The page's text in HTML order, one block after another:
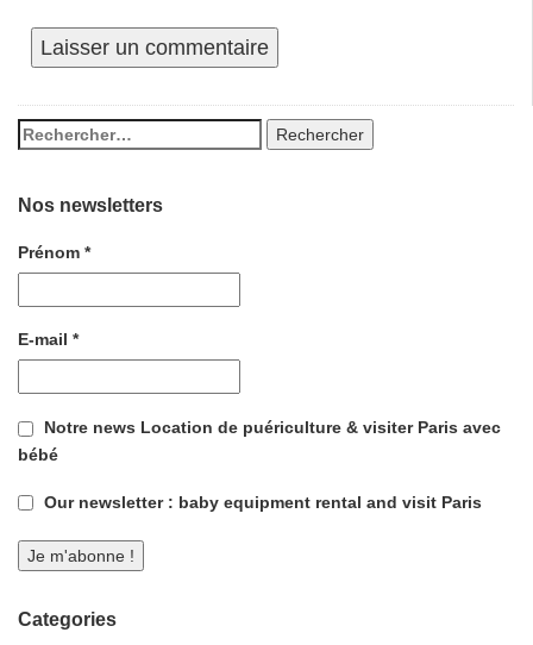
Nos newsletters
Prénom *
E-mail *
Notre news Location de puériculture & visiter Paris avec
bébé
Our newsletter : baby equipment rental and visit Paris
Categories